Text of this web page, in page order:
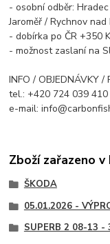
- osobní odběr:
Jaroměř / Rychnov
- dobírka po ČR +350
- možnost zaslaní na
INFO / OBJEDNÁVKY /
tel.: +420 724 039 410
e-mail:
Zboží zařazeno
ŠKODA
05.01.2026 -
SUPERB 2 08-13 -